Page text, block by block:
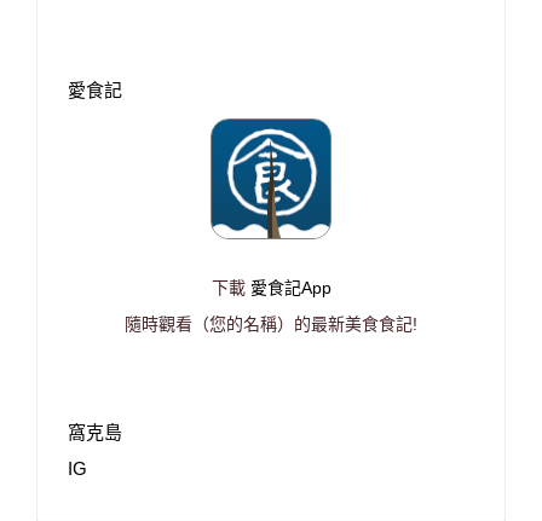
愛食記
下載 愛食記App
隨時觀看（您的名稱）的最新美食食記!
窩克島
IG